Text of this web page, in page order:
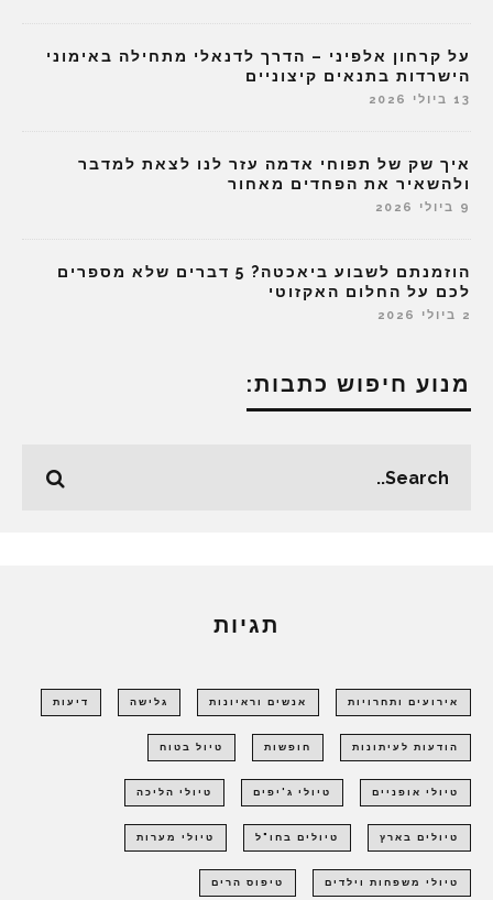
על קרחון אלפיני – הדרך לדנאלי מתחילה באימוני
הישרדות בתנאים קיצוניים
13 ביולי 2026
איך שק של תפוחי אדמה עזר לנו לצאת למדבר
ולהשאיר את הפחדים מאחור
9 ביולי 2026
הוזמנתם לשבוע ביאכטה? 5 דברים שלא מספרים
לכם על החלום האקזוטי
2 ביולי 2026
מנוע חיפוש כתבות:
תגיות
אירועים ותחרויות אנשים וראיונות גלישה דיעות
הודעות לעיתונות חופשות טיול בטוח
טיולי אופניים טיולי ג'יפים טיולי הליכה
טיולים בארץ טיולים בחו"ל טיולי מערות
טיולי משפחות וילדים טיפוס הרים